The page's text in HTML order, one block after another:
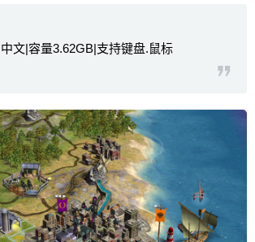
文|容量3.62GB|支持键盘.鼠标